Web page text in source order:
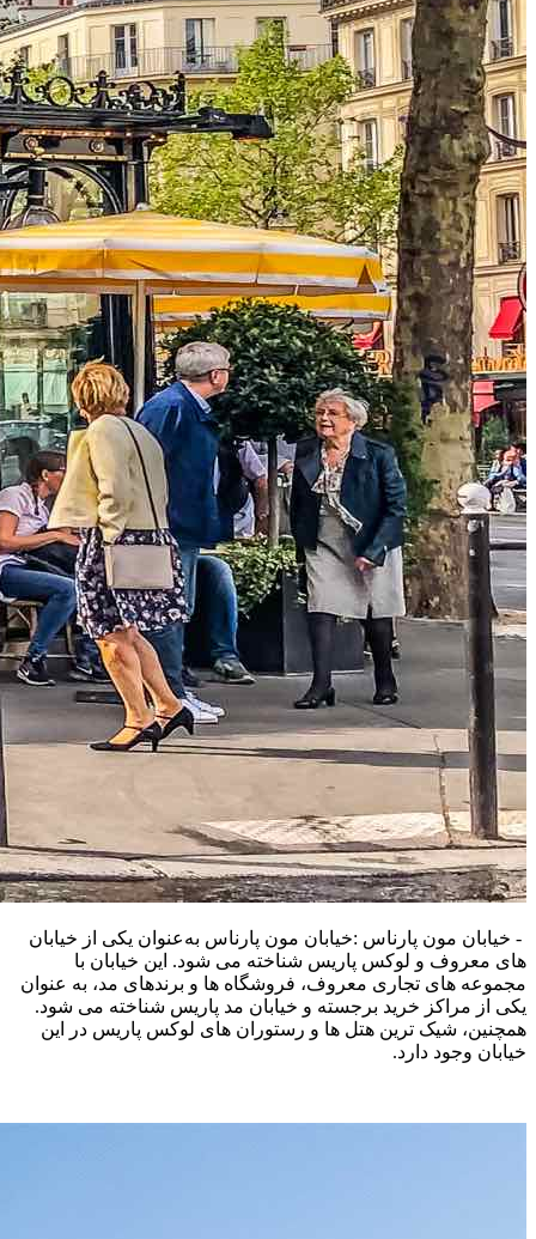
- خیابان مون پارناس :خیابان مون پارناس به‌عنوان یکی از خیابان‌
های معروف و لوکس پاریس شناخته می‌ شود. این خیابان با
مجموعه‌ های تجاری معروف، فروشگاه‌ ها و برندهای مد، به عنوان
یکی از مراکز خرید برجسته و خیابان مد پاریس شناخته می‌ شود.
همچنین، شیک‌ ترین هتل‌ ها و رستوران‌ های لوکس پاریس در این
خیابان وجود دارد.